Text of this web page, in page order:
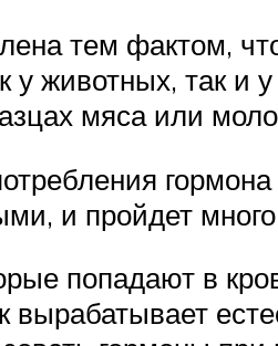
тем фактом,
у животных, так и
мяса или
и пройдет
попадают в
вырабатывает